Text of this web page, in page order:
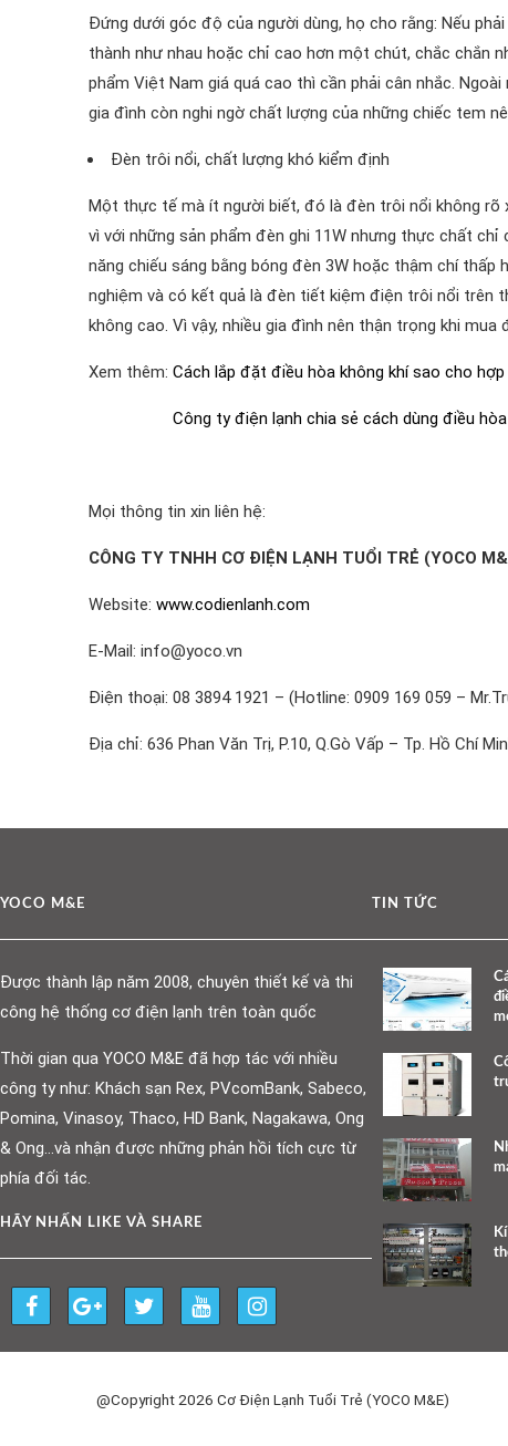
Đứng dưới góc độ của người dùng, họ cho rằng: Nếu
thành như nhau hoặc chỉ cao hơn một chút, chắc chắn
phẩm Việt Nam giá quá cao thì cần phải cân nhắc.
gia đình còn nghi ngờ chất lượng của những chiếc tem
Đèn trôi nổi, chất lượng khó kiểm định
Một thực tế mà ít người biết, đó là đèn trôi nổi không
vì với những sản phẩm đèn ghi 11W nhưng thực chất chỉ
năng chiếu sáng bằng bóng đèn 3W hoặc thậm chí thấp
nghiệm và có kết quả là đèn tiết kiệm điện trôi nổi trên
không cao. Vì vậy, nhiều gia đình nên thận trọng khi
Xem thêm: Cách lắp đặt điều hòa không khí sao cho
Công ty điện lạnh chia sẻ cách dùng điều
Mọi thông tin xin liên hệ:
CÔNG TY TNHH CƠ ĐIỆN LẠNH TUỔI TRẺ (YOCO
Website: www.codienlanh.com
E-Mail: info@yoco.vn
Điện thoại: 08 3894 1921 – (Hotline: 0909 169 059 –
Địa chỉ: 636 Phan Văn Trị, P.10, Q.Gò Vấp – Tp. Hồ Chí
YOCO M&E
Được thành lập năm 2008, chuyên thiết kế và thi
công hệ thống cơ điện lạnh trên toàn quốc
Thời gian qua YOCO M&E đã hợp tác với nhiều
công ty như: Khách sạn Rex, PVcomBank, Sabeco,
Pomina, Vinasoy, Thaco, HD Bank, Nagakawa, Ong
& Ong…và nhận được những phản hồi tích cực từ
phía đối tác.
HÃY NHẤN LIKE VÀ SHARE
TIN TỨC
@Copyright 2026 Cơ Điện Lạnh Tuổi Trẻ (YOCO M&E)